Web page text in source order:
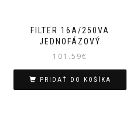
FILTER 16A/250VA
JEDNOFÁZOVÝ
101.59€
PRIDAŤ DO KOŠÍKA